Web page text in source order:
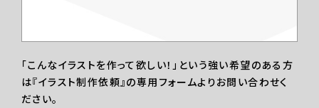
「こんなイラストを作って欲しい！」という強い希望のある方
は『イラスト制作依頼』の専用フォームよりお問い合わせく
ださい。